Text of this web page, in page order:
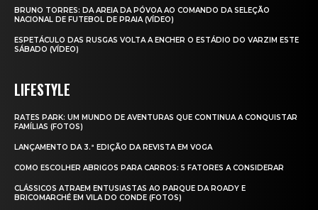
BRUNO TORRES: DA AREIA DA PÓVOA AO COMANDO DA SELEÇÃO
NACIONAL DE FUTEBOL DE PRAIA (VÍDEO)
ESPETÁCULO DAS RUSGAS VOLTA A ENCHER O ESTÁDIO DO VARZIM ESTE
SÁBADO (VÍDEO)
LIFESTYLE
RATES PARK: UM MUNDO DE AVENTURAS QUE CONTINUA A CONQUISTAR
FAMÍLIAS (FOTOS)
LANÇAMENTO DA 3.ª EDIÇÃO DA REVISTA EM VOGA
COMO ESCOLHER ABRIGOS PARA CARROS: 5 FATORES A CONSIDERAR
CLÁSSICOS ATRAEM ENTUSIASTAS AO PARQUE DA ROADY E
BRICOMARCHÉ EM VILA DO CONDE (FOTOS)